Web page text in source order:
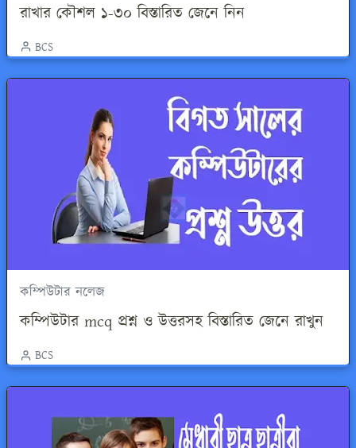
রাখার কৌশল ১-৩০ বিস্তারিত জেনে নিন
BCS
কম্পিউটার নলেজ
কম্পিউটার mcq প্রশ্ন ও উত্তরসহ বিস্তারিত জেনে রাখুন
BCS